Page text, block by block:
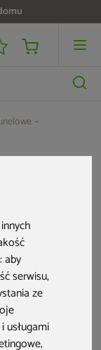
aby
serwisu,
ze
usługami
,